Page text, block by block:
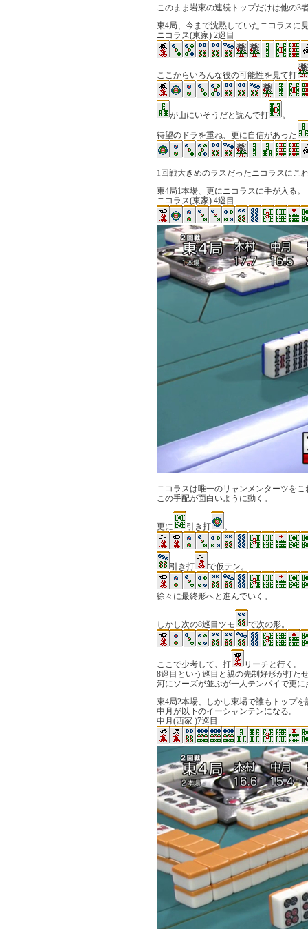
このまま岩東の連続トップだけは他の3
東4局、今まで沈黙していたニコラスに
ニコラス(東家) 2巡目
ここからいろんな役の可能性を見て打
が山にいそうだと読んで打 。
待望のドラを重ね、更に自信があった
1回戦大きめのラスだったニコラスにこ
東4局1本場、更にニコラスに手が入る。
ニコラス(東家) 4巡目
ニコラスは唯一のリャンメンターツをこ
この手配が面白いように動く。
更に 引き打 。
引き打 で仮テン。
徐々に最終形へと進んでいく。
しかし次の8巡目ツモ で次の形。
ここで少考して、打
リーチと行く。
8巡目という巡目と親の先制好形が打た
河にソーズが並ぶが一人テンパイで更
東4局2本場、しかし東場で誰もトップ
中月が以下のイーシャンテンになる。
中月(西家 )7巡目